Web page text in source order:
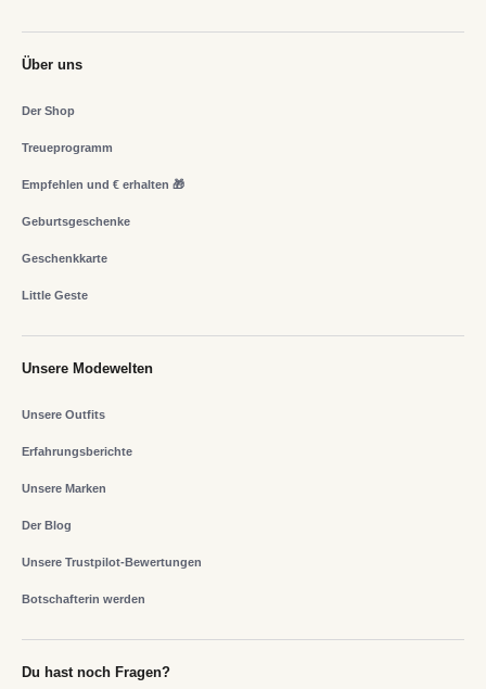
Über uns
Der Shop
Treueprogramm
Empfehlen und € erhalten 🎁
Geburtsgeschenke
Geschenkkarte
Little Geste
Unsere Modewelten
Unsere Outfits
Erfahrungsberichte
Unsere Marken
Der Blog
Unsere Trustpilot-Bewertungen
Botschafterin werden
Du hast noch Fragen?